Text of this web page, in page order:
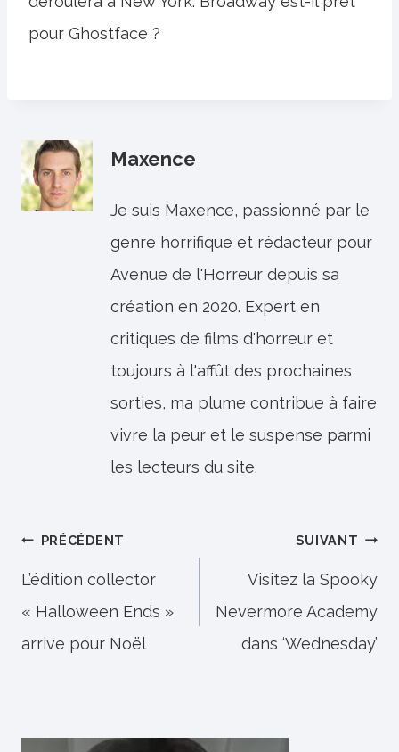
pour Ghostface ?
Maxence
Je suis Maxence, passionné par le
genre horrifique et rédacteur pour
Avenue de l'Horreur depuis sa
création en 2020. Expert en
critiques de films d'horreur et
toujours à l'affût des prochaines
sorties, ma plume contribue à faire
vivre la peur et le suspense parmi
les lecteurs du site.
Navigation
de
l’article
PRÉCÉDENT
L’édition collector
« Halloween Ends »
arrive pour Noël
SUIVANT
Visitez la Spooky
Nevermore Academy
dans ‘Wednesday’